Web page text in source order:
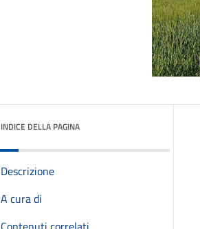
INDICE DELLA PAGINA
Descrizione
A cura di